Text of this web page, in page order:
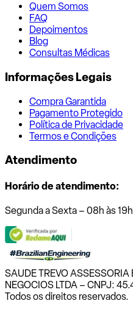
Quem Somos
FAQ
Depoimentos
Blog
Consultas Médicas
Informações Legais
Compra Garantida
Pagamento Protegido
Política de Privacidade
Termos e Condições
Atendimento
Horário de atendimento:
Segunda a Sexta – 08h às
SAUDE TREVO ASSESSORIA
NEGOCIOS LTDA – CNPJ:
Todos os direitos reservados.